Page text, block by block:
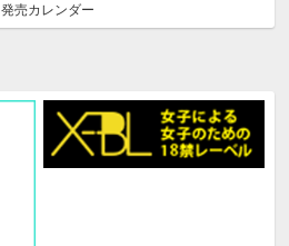
発売カレンダー